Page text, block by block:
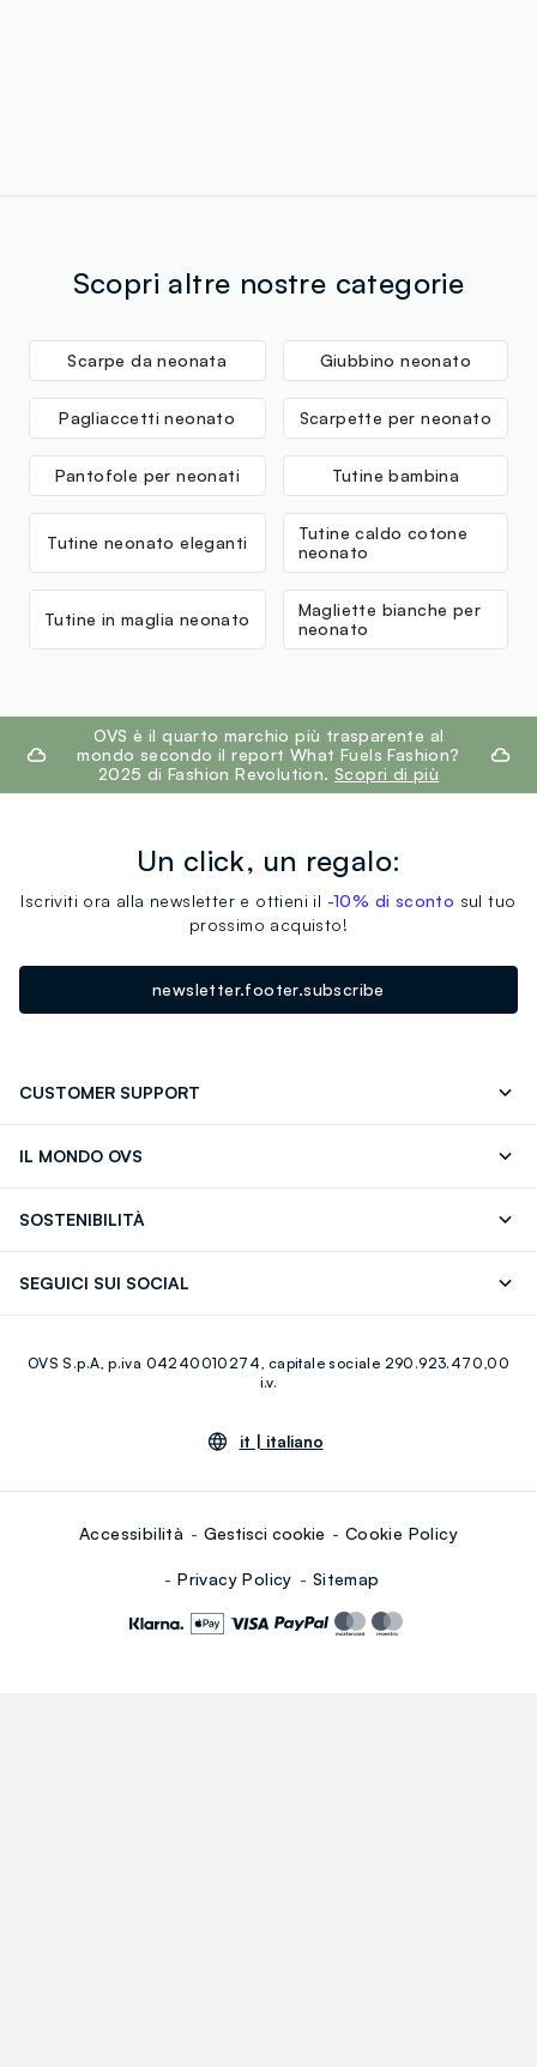
Scopri altre nostre categorie
Scarpe da neonata Giubbino neonato
Pagliaccetti neonato Scarpette per neonato
Pantofole per neonati Tutine bambina
Tutine neonato eleganti
Tutine caldo cotone
neonato
Tutine in maglia neonato
Magliette bianche per
neonato
footer.ariatitleOVS è il quarto marchio più trasparente al
mondo secondo il report What Fuels Fashion?
2025 di Fashion Revolution. Scopri di più
Un click, un regalo:
Iscriviti ora alla newsletter e ottieni il -10% di sconto sul tuo
prossimo acquisto!
newsletter.footer.subscribe
CUSTOMER SUPPORT
IL MONDO OVS
Giftcard
SOSTENIBILITÀ
SEGUICI SUI SOCIAL
Youtube Linkedin
OVS S.p.A, p.iva 04240010274, capitale sociale 290.923.470,00
i.v.
it | italiano
Accessibilità Gestisci cookie Cookie Policy
Privacy Policy Sitemap